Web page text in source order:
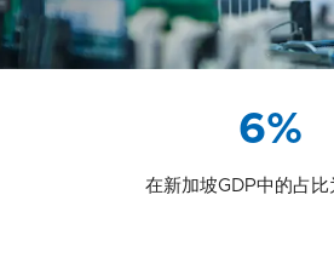
6%
在新加坡GDP中的占比